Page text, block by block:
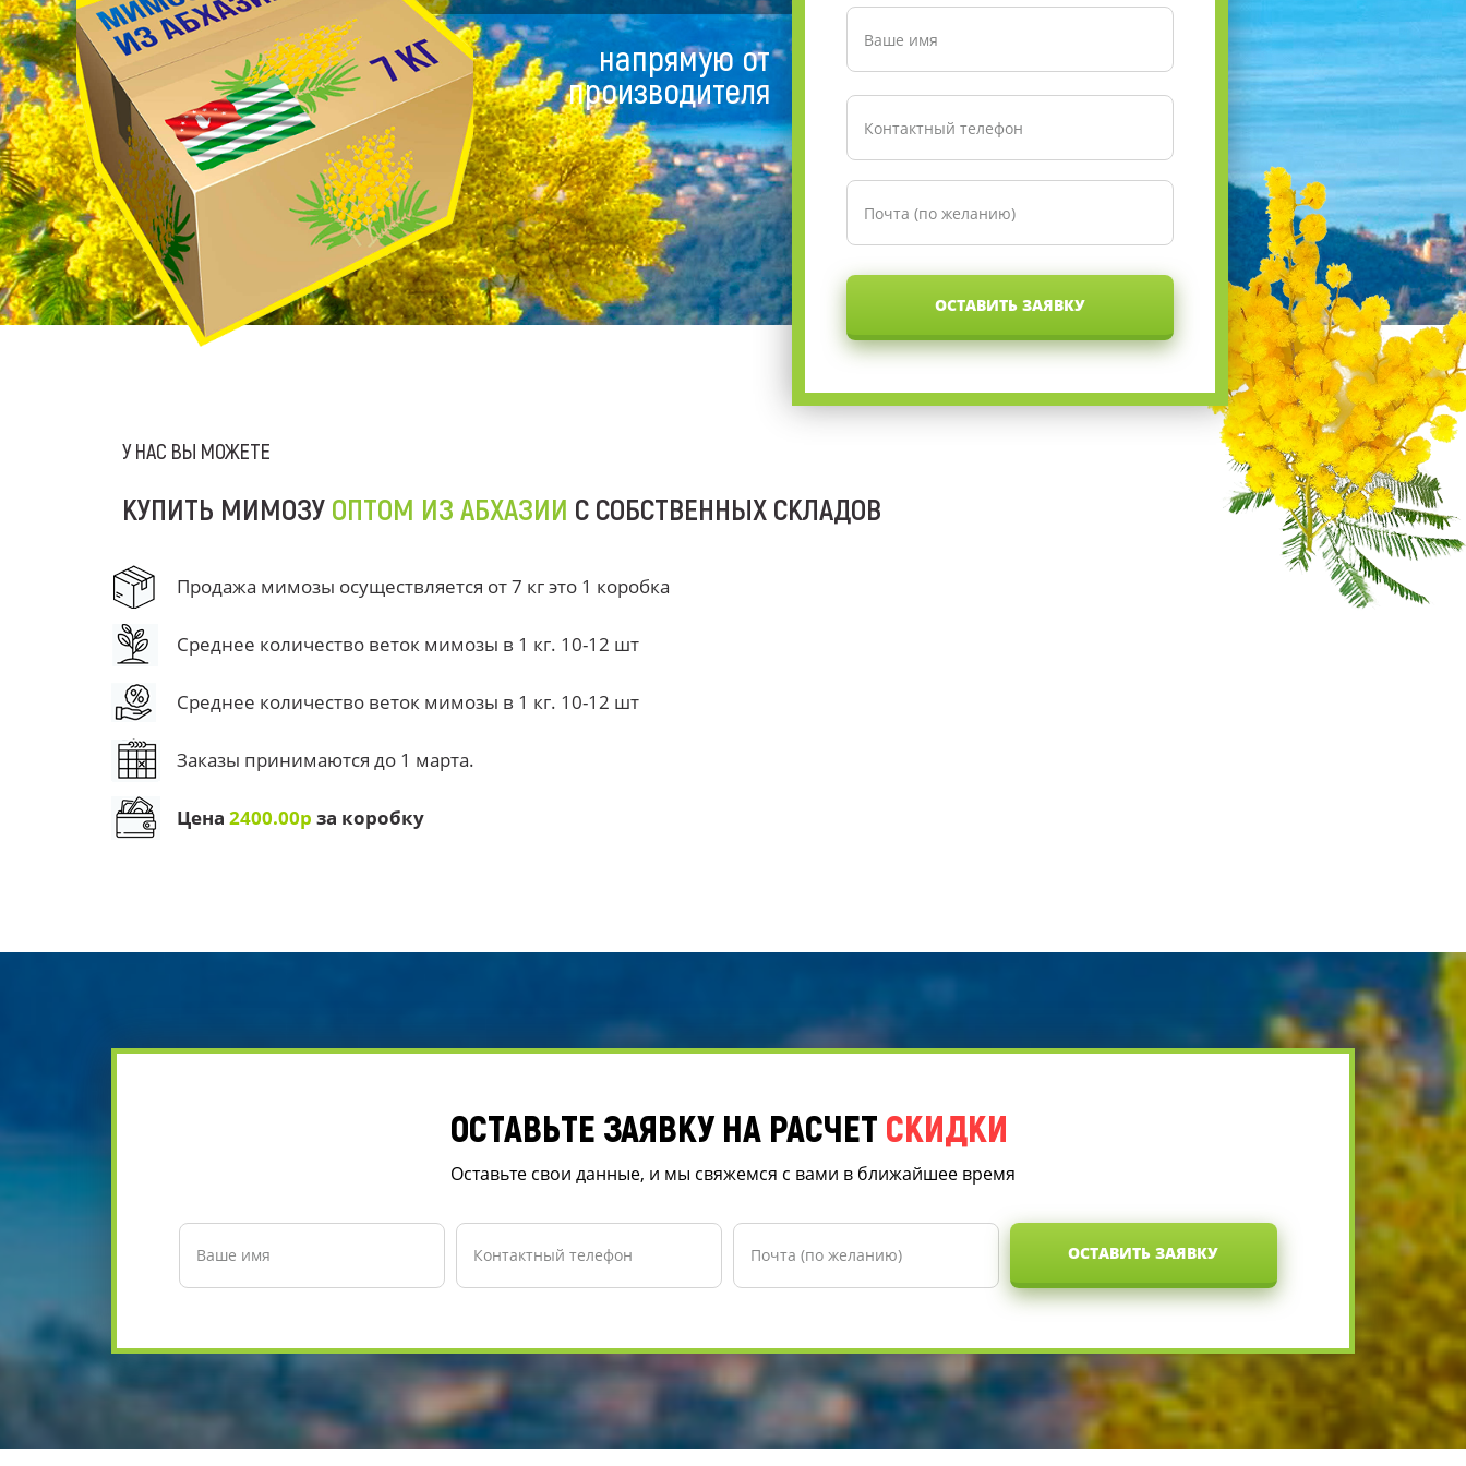
ОСТАВИТЬ ЗАЯВКУ
напрямую от
производителя
У НАС ВЫ МОЖЕТЕ
КУПИТЬ МИМОЗУ ОПТОМ ИЗ АБХАЗИИ С СОБСТВЕННЫХ СКЛАДОВ
Продажа мимозы осуществляется от 7 кг это 1 коробка
Среднее количество веток мимозы в 1 кг. 10-12 шт
Среднее количество веток мимозы в 1 кг. 10-12 шт
Заказы принимаются до 1 марта.
Цена 2400.00р за коробку
ОСТАВЬТЕ ЗАЯВКУ НА РАСЧЕТ СКИДКИ
Оставьте свои данные, и мы свяжемся с вами в ближайшее время
ОСТАВИТЬ ЗАЯВКУ